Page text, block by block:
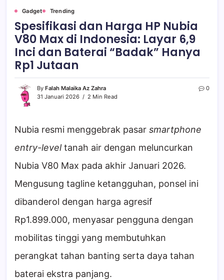
Gadget Trending
Spesifikasi dan Harga HP Nubia
V80 Max di Indonesia: Layar 6,9
Inci dan Baterai “Badak” Hanya
Rp1 Jutaan
By Falah Malaika Az Zahra
31 Januari 2026
2 Min Read
0
Nubia resmi menggebrak pasar smartphone
entry-leveltanah air dengan meluncurkan
Nubia V80 Max pada akhir Januari 2026.
Mengusung tagline ketangguhan, ponsel ini
dibanderol dengan harga agresif
Rp1.899.000, menyasar pengguna dengan
mobilitas tinggi yang membutuhkan
perangkat tahan banting serta daya tahan
baterai ekstra panjang.